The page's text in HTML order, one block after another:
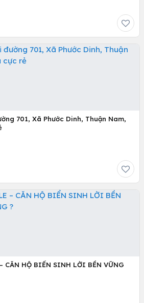
701, Xã Phước Dinh, Thuận Nam,
CĂN HỘ BIỂN SINH LỜI BỀN VỮNG